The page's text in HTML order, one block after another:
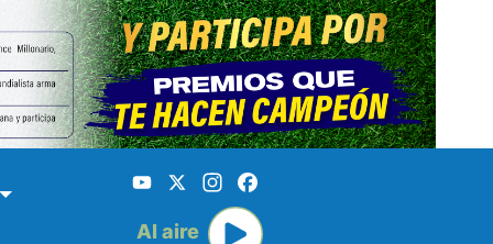
YouTube
X Instagram
Al aire